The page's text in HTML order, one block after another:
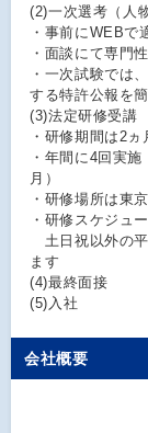
(2)一次選考（人
・事前にWEBで
・面談にて専門
・一次試験では
する特許公報を
(3)法定研修受講
・研修期間は2ヵ
・年間に4回実
月）
・研修場所は東
・研修スケジュ
土日祝以外の
ます
(4)最終面接
(5)入社
会社概要